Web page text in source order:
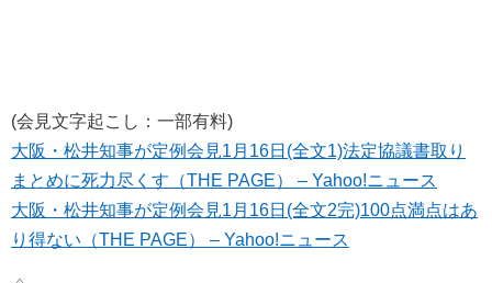
(会見文字起こし：一部有料)
大阪・松井知事が定例会見1月16日(全文1)法定協議書取り
まとめに死力尽くす（THE PAGE） – Yahoo!ニュース
大阪・松井知事が定例会見1月16日(全文2完)100点満点はあ
り得ない（THE PAGE） – Yahoo!ニュース